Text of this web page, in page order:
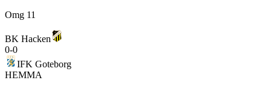
Omg 11
BK Hacken
0-0
IFK Goteborg
HEMMA